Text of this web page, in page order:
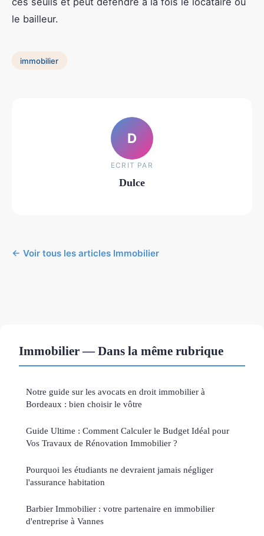
le bailleur.
immobilier
D
ECRIT PAR
Dulce
← Voir tous les articles Immobilier
Immobilier — Dans la même rubrique
Notre guide sur les avocats en droit immobilier à
Bordeaux : bien choisir le vôtre
Guide Ultime : Comment Calculer le Budget Idéal pour
Vos Travaux de Rénovation Immobilier ?
Pourquoi les étudiants ne devraient jamais négliger
l'assurance habitation
Barbier Immobilier : votre partenaire en immobilier
d'entreprise à Vannes